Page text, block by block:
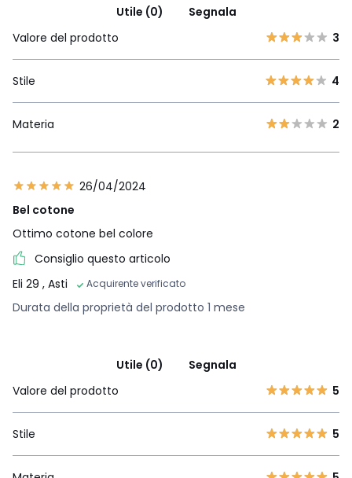
Utile (0)
Segnala
Valore del prodotto
3
Stile 4
Materia 2
26/04/2024
Bel cotone
Ottimo cotone bel colore
Consiglio questo articolo
Eli 29 , Asti Acquirente verificato
Durata della proprietà del prodotto 1 mese
Utile (0)
Segnala
Valore del prodotto
5
Stile 5